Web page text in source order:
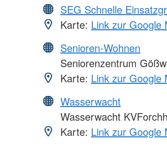
SEG Schnelle
Karte: Link zur Google
Senioren-Wohnen
Seniorenzentrum
Karte: Link zur Google
Wasserwacht
Wasserwacht
Karte: Link zur Google